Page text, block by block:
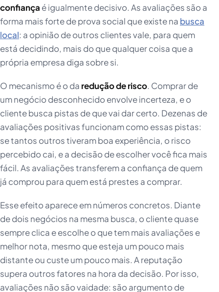
confiança é igualmente decisivo. As avaliações são a
forma mais forte de prova social que existe na busca
local: a opinião de outros clientes vale, para quem
está decidindo, mais do que qualquer coisa que a
própria empresa diga sobre si.
O mecanismo é o da redução de risco. Comprar de
um negócio desconhecido envolve incerteza, e o
cliente busca pistas de que vai dar certo. Dezenas de
avaliações positivas funcionam como essas pistas:
se tantos outros tiveram boa experiência, o risco
percebido cai, e a decisão de escolher você fica mais
fácil. As avaliações transferem a confiança de quem
já comprou para quem está prestes a comprar.
Esse efeito aparece em números concretos. Diante
de dois negócios na mesma busca, o cliente quase
sempre clica e escolhe o que tem mais avaliações e
melhor nota, mesmo que esteja um pouco mais
distante ou custe um pouco mais. A reputação
supera outros fatores na hora da decisão. Por isso,
avaliações não são vaidade: são argumento de